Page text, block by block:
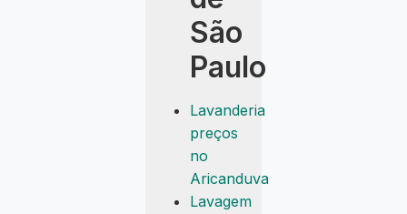
São
Paulo
Lavanderia
preços
no
Aricanduva
Lavagem